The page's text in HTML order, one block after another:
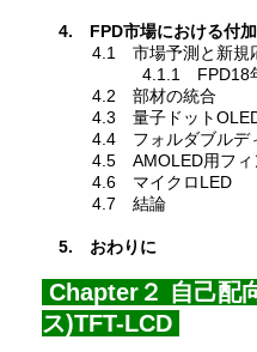
4. FPD市場における付加
4.1 市場予測と新規応
4.1.1 FPD18年
4.2 部材の統合
4.3 量子ドットOLED
4.4 フォルダブルディ
4.5 AMOLED用フィン
4.6 マイクロLED
4.7 結論
5. おわりに
Chapter２ 自己配
ス)TFT-LCD